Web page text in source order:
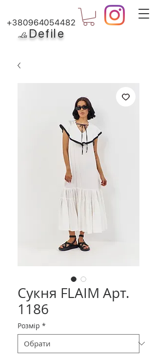
La Defile
+380964054482
Сукня FLAIM Арт.
1186
Розмір *